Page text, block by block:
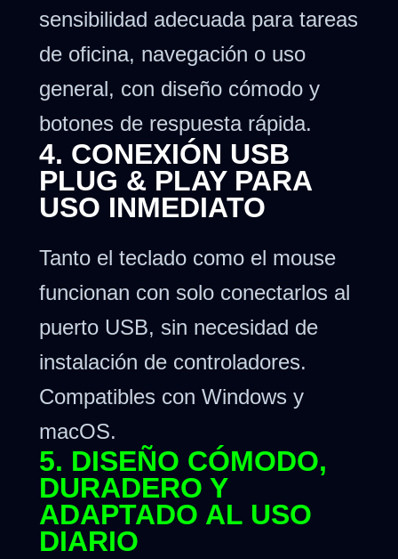
sensibilidad adecuada para tareas
de oficina, navegación o uso
general, con diseño cómodo y
botones de respuesta rápida.
4. CONEXIÓN USB
PLUG & PLAY PARA
USO INMEDIATO
Tanto el teclado como el mouse
funcionan con solo conectarlos al
puerto USB, sin necesidad de
instalación de controladores.
Compatibles con Windows y
macOS.
5. DISEÑO CÓMODO,
DURADERO Y
ADAPTADO AL USO
DIARIO